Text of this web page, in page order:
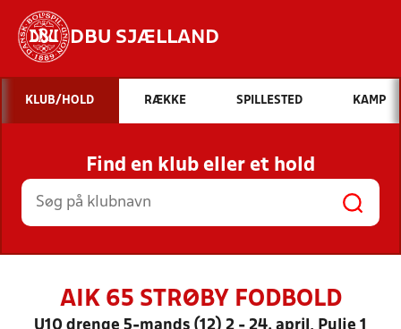
DBU SJÆLLAND
Hvad vil du søge efter?
INDHOLD OG NYHEDER
STILLINGER, RESULTATER, KLUBBER OG
HOLD
KLUB/HOLD RÆKKE SPILLESTED KAMP
Find en klub eller et hold
AIK 65 STRØBY FODBOLD
U10 drenge 5-mands (12) 2 - 24. april, Pulje 1